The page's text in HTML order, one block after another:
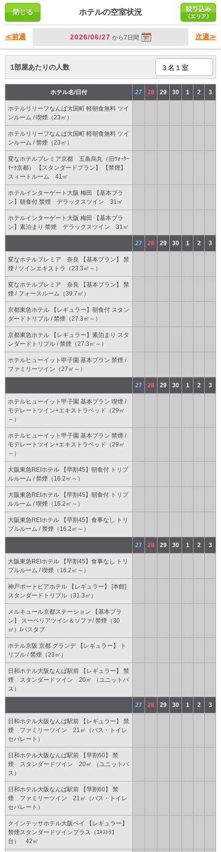
ホテルの空室状況
≪前週 2026/06/27 から7日間 次週≫
1部屋あたりの人数
ホテル名/日付 27 28 29 30 1 2 3
ホテルリリーフなんば大国町 軽朝食無料 ツイ
ンルーム / 喫煙（23㎡）
ホテルリリーフなんば大国町 軽朝食無料 ツイ
ンルーム / 禁煙（23㎡）
変なホテルプレミア京都 五条烏丸（旧ｳｫｰﾀｰ
ﾏｰｸ京都） 【スタンダードプラン】 【禁煙】
スィートルーム 41㎡
ホテルインターゲート大阪 梅田 【基本プラ
ン】朝食付 禁煙 デラックスツイン 31㎡
ホテルインターゲート大阪 梅田 【基本プラ
ン】素泊まり 禁煙 デラックスツイン 31㎡
27 28 29 30 1 2 3
変なホテルプレミア 奈良 【基本プラン】 禁
煙 / ツインエキストラ（23.3㎡～）
変なホテルプレミア 奈良 【基本プラン】 禁
煙 / フォースルーム（39.7㎡）
京都東急ホテル 【レギュラー】朝食付 スタン
ダードトリプル / 禁煙（27.3㎡～）
京都東急ホテル 【レギュラー】素泊まり スタ
ンダードトリプル / 禁煙（27.3㎡～）
ホテルヒューイット甲子園 基本プラン 禁煙 /
ファミリーツイン（27㎡～）
27 28 29 30 1 2 3
ホテルヒューイット甲子園 基本プラン 喫煙 /
モデレートツイン+エキストラベッド（29㎡
～）
ホテルヒューイット甲子園 基本プラン 禁煙 /
モデレートツイン+エキストラベッド（29㎡
～）
大阪東急REIホテル 【早割45】朝食付 トリプ
ルルーム / 禁煙（16.2㎡～）
大阪東急REIホテル 【早割45】朝食付 トリプ
ルルーム / 喫煙（16.2㎡～）
大阪東急REIホテル 【早割45】食事なし トリ
プルルーム / 禁煙（16.2㎡～）
27 28 29 30 1 2 3
大阪東急REIホテル 【早割45】食事なし トリ
プルルーム / 喫煙（16.2㎡～）
神戸ポートピアホテル 【レギュラー】 [本館]
スタンダードトリプル（31.3㎡）
メルキュール京都ステーション 【基本プラ
ン】 スーペリアツイン＆ソファ/ 禁煙（30
㎡）/バスタブ
ホテル京阪 京都 グランデ 【レギュラー】 ト
リプル / 禁煙（23㎡）
日和ホテル大阪なんば駅前 【レギュラー】 禁
煙 スタンダードツイン 20㎡ （ユニットバ
ス）
27 28 29 30 1 2 3
日和ホテル大阪なんば駅前 【レギュラー】 禁
煙 ファミリーツイン 21㎡（バス・トイレ
セパレート）
日和ホテル大阪なんば駅前 【早割60】 禁
煙 スタンダードツイン 20㎡ （ユニットバ
ス）
日和ホテル大阪なんば駅前 【早割60】 禁
煙 ファミリーツイン 21㎡（バス・トイレ
セパレート）
クインテッサホテル大阪ベイ 【レギュラー】
禁煙スタンダードツインプラス（ｴｷｽﾄﾗ1
台） 42㎡